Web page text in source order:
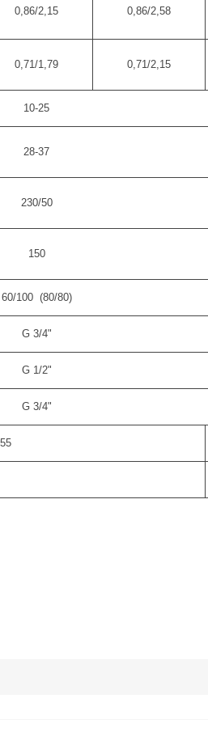
0,86/2,15 0,86/2,58
0,71/1,79 0,71/2,15
10-25
28-37
230/50
150
60/100 (80/80)
G 3/4"
G 1/2"
G 3/4"